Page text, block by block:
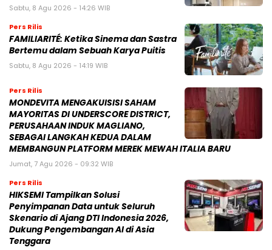
Sabtu, 8 Agu 2026 - 14:26 WIB
Pers Rilis
FAMILIARITÉ: Ketika Sinema dan Sastra
Bertemu dalam Sebuah Karya Puitis
Sabtu, 8 Agu 2026 - 14:19 WIB
Pers Rilis
MONDEVITA MENGAKUISISI SAHAM
MAYORITAS DI UNDERSCORE DISTRICT,
PERUSAHAAN INDUK MAGLIANO,
SEBAGAI LANGKAH KEDUA DALAM
MEMBANGUN PLATFORM MEREK MEWAH ITALIA BARU
Jumat, 7 Agu 2026 - 09:32 WIB
Pers Rilis
HIKSEMI Tampilkan Solusi
Penyimpanan Data untuk Seluruh
Skenario di Ajang DTI Indonesia 2026,
Dukung Pengembangan AI di Asia
Tenggara